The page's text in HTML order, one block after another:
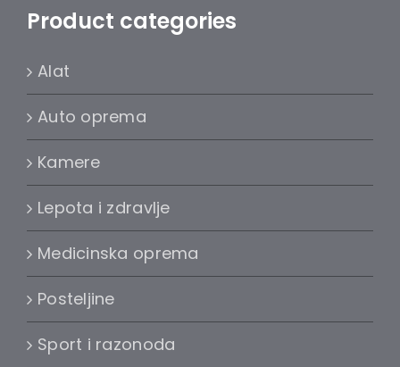
Product categories
Alat
Auto oprema
Kamere
Lepota i zdravlje
Medicinska oprema
Posteljine
Sport i razonoda